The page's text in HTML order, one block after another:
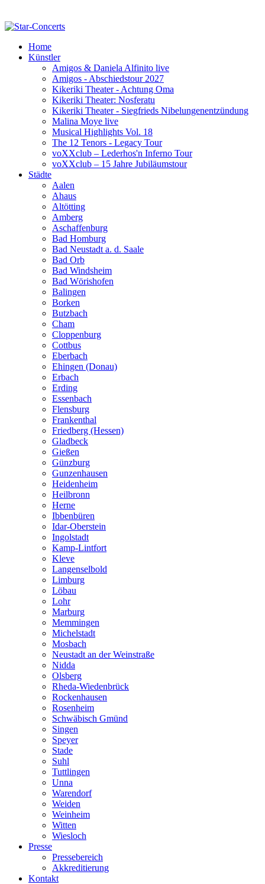
Home
Künstler
Amigos & Daniela Alfinito live
Amigos - Abschiedstour 2027
Kikeriki Theater - Achtung Oma
Kikeriki Theater: Nosferatu
Kikeriki Theater - Siegfrieds Nibelungenentzündung
Malina Moye live
Musical Highlights Vol. 18
The 12 Tenors - Legacy Tour
voXXclub – Lederhos'n Inferno Tour
voXXclub – 15 Jahre Jubiläumstour
Städte
Aalen
Ahaus
Altötting
Amberg
Aschaffenburg
Bad Homburg
Bad Neustadt a. d. Saale
Bad Orb
Bad Windsheim
Bad Wörishofen
Balingen
Borken
Butzbach
Cham
Cloppenburg
Cottbus
Eberbach
Ehingen (Donau)
Erbach
Erding
Essenbach
Flensburg
Frankenthal
Friedberg (Hessen)
Gladbeck
Gießen
Günzburg
Gunzenhausen
Heidenheim
Heilbronn
Herne
Ibbenbüren
Idar-Oberstein
Ingolstadt
Kamp-Lintfort
Kleve
Langenselbold
Limburg
Löbau
Lohr
Marburg
Memmingen
Michelstadt
Mosbach
Neustadt an der Weinstraße
Nidda
Olsberg
Rheda-Wiedenbrück
Rockenhausen
Rosenheim
Schwäbisch Gmünd
Singen
Speyer
Stade
Suhl
Tuttlingen
Unna
Warendorf
Weiden
Weinheim
Witten
Wiesloch
Presse
Pressebereich
Akkreditierung
Kontakt